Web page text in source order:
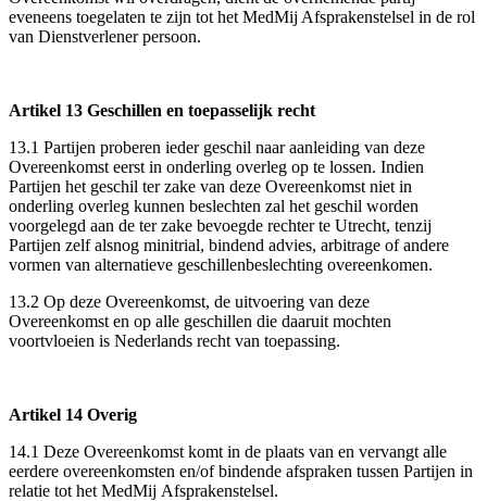
eveneens toegelaten te zijn tot het MedMij Afsprakenstelsel in de rol
van Dienstverlener persoon.
Artikel 13 Geschillen en toepasselijk recht
13.1 Partijen proberen ieder geschil naar aanleiding van deze
Overeenkomst eerst in onderling overleg op te lossen. Indien
Partijen het geschil ter zake van deze Overeenkomst niet in
onderling overleg kunnen beslechten zal het geschil worden
voorgelegd aan de ter zake bevoegde rechter te Utrecht, tenzij
Partijen zelf alsnog minitrial, bindend advies, arbitrage of andere
vormen van alternatieve geschillenbeslechting overeenkomen.
13.2 Op deze Overeenkomst, de uitvoering van deze
Overeenkomst en op alle geschillen die daaruit mochten
voortvloeien is Nederlands recht van toepassing.
Artikel 14 Overig
14.1 Deze Overeenkomst komt in de plaats van en vervangt alle
eerdere overeenkomsten en/of bindende afspraken tussen Partijen in
relatie tot het MedMij Afsprakenstelsel.